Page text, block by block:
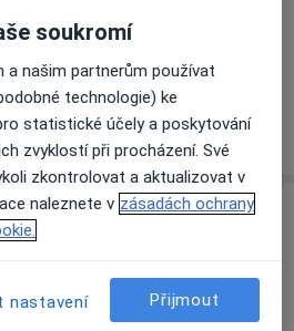
a cenách nejsou k dispozici
nepřidával žádné informace o
službách.
soukromí
a našim partnerům používat
technologie) ke
statistické účely a poskytování
zvyklostí při procházení. Své
zkontrolovat a aktualizovat v
naleznete v zásadách ochrany
nastavení Přijmout